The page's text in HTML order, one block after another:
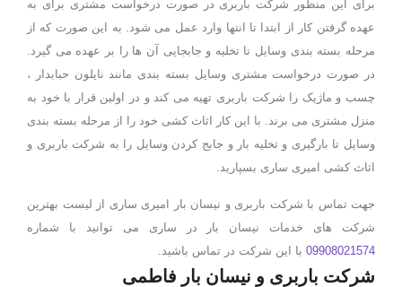
برای این منظور شرکت باربری در صورت درخواست مشتری برای به
عهده گرفتن کار از ابتدا تا انتها وارد عمل می شود. به این صورت که از
مرحله بسته بندی وسایل تا تخلیه و جابجایی آن ها را بر عهده می گیرد.
در صورت درخواست مشتری وسایل بسته بندی مانند نایلون حبابدار ،
چسب و ماژیک را شرکت باربری تهیه می کند و در اولین قرار با خود به
منزل مشتری می برند. با این کار اثاث کشی خود را از مرحله بسته بندی
وسایل تا بارگیری و تخلیه بار و جابج کردن وسایل را به شرکت باربری و
اثاث کشی امیری ساری بسپارید.
جهت تماس با شرکت باربری و نیسان بار امیری ساری از لیست بهترین
شرکت های خدمات نیسان بار در ساری می توانید با شماره
09908021574 با این شرکت در تماس باشید.
شرکت باربری و نیسان بار فاطمی